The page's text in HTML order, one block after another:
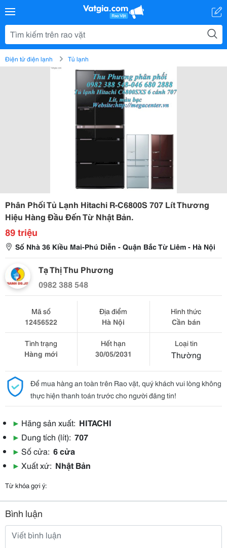
Điện tử điện lạnh Tủ lạnh
Phân Phối Tủ Lạnh Hitachi R-C6800S 707 Lít Thương
Hiệu Hàng Đầu Đến Từ Nhật Bản.
89 triệu
Số Nhà 36 Kiều Mai-Phú Diễn - Quận Bắc Từ Liêm - Hà Nội
Tạ Thị Thu Phương
0982 388 548
Mã số
12456522
Địa điểm
Hà Nội
Hình thức
Cần bán
Tình trạng
Hàng mới
Hết hạn
30/05/2031
Loại tin
Thường
Để mua hàng an toàn trên Rao vặt, quý khách vui lòng không
thực hiện thanh toán trước cho người đăng tin!
▶ Hãng sản xuất: HITACHI
▶ Dung tích (lít): 707
▶ Số cửa: 6 cửa
▶ Xuất xứ: Nhật Bản
Từ khóa gợi ý:
Bình luận